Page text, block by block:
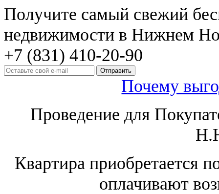
Получите самый свежий
недвижимости в Нижнем
+7 (831) 410-20-90
Почему
Проведение для
Квартира приобретается
оплачивают